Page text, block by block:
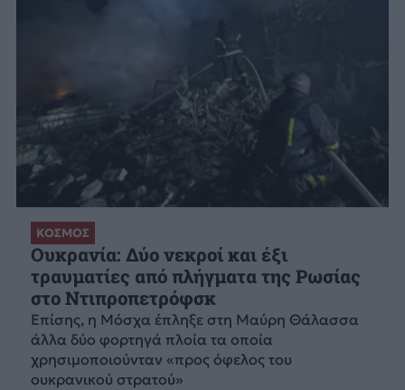
ΚΟΣΜΟΣ
Ουκρανία: Δύο νεκροί και έξι
τραυματίες από πλήγματα της Ρωσίας
στο Ντιπροπετρόφσκ
Επίσης, η Μόσχα έπληξε στη Μαύρη Θάλασσα
άλλα δύο φορτηγά πλοία τα οποία
χρησιμοποιούνταν «προς όφελος του
ουκρανικού στρατού»